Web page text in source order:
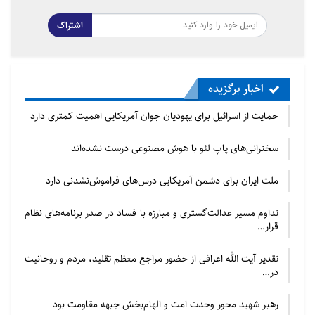
اشتراک
اخبار برگزیده
حمایت از اسرائیل برای یهودیان جوان آمریکایی اهمیت کمتری دارد
سخنرانی‌های پاپ لئو با هوش مصنوعی درست نشده‌اند
ملت ایران برای دشمن آمریکایی درس‌های فراموش‌نشدنی دارد
تداوم مسیر عدالت‌گستری و مبارزه با فساد در صدر برنامه‌های نظام
قرار…
تقدیر آیت الله اعرافی از حضور مراجع معظم تقلید، مردم و روحانیت
در…
رهبر شهید محور وحدت امت و الهام‌بخش جبهه مقاومت بود